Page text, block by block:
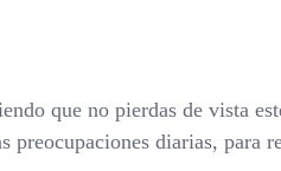
que no pierdas de vista
diarias, para